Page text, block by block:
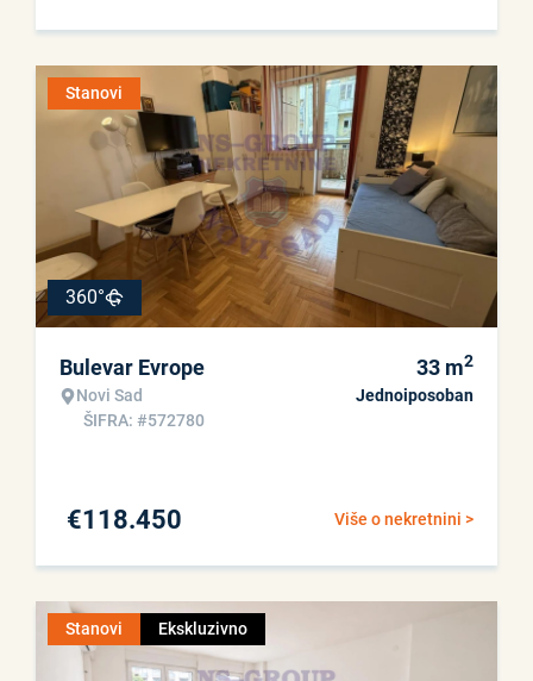
Stanovi
360°
Bulevar Evrope
Novi Sad
ŠIFRA: #572780
33 m2
Jednoiposoban
Više o nekretnini >
€118.450
Stanovi Ekskluzivno